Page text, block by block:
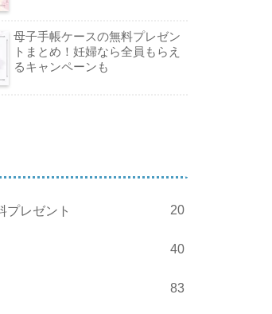
母子手帳ケースの無料プレゼン
トまとめ！妊婦なら全員もらえ
るキャンペーンも
プレゼント 20
40
83